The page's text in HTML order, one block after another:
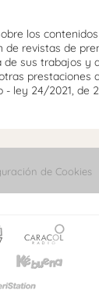
los
de revistas de
de sus trabajos y
prestaciones
ley 24/2021, de
de Cookies